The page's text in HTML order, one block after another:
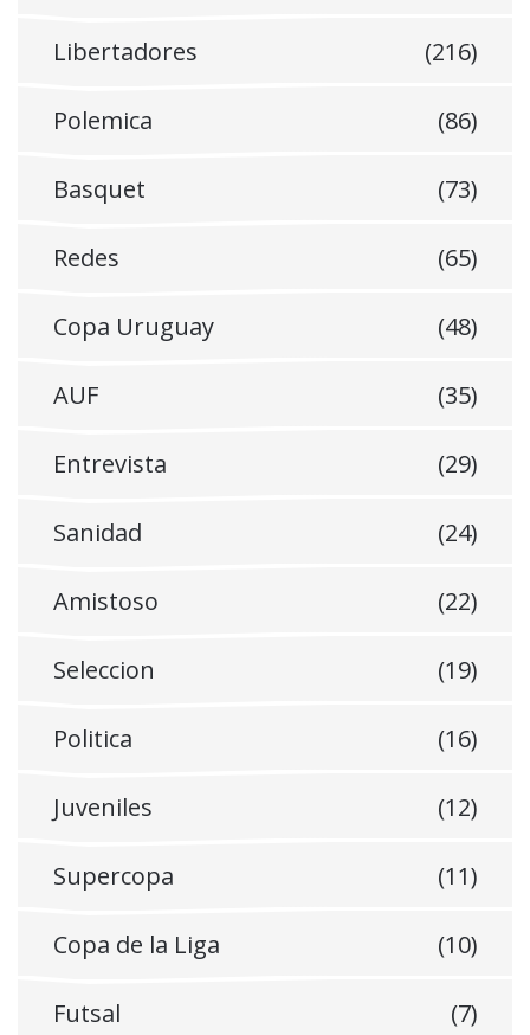
Libertadores (216)
Polemica (86)
Basquet (73)
Redes (65)
Copa Uruguay (48)
AUF (35)
Entrevista (29)
Sanidad (24)
Amistoso (22)
Seleccion (19)
Politica (16)
Juveniles (12)
Supercopa (11)
Copa de la Liga (10)
Futsal (7)